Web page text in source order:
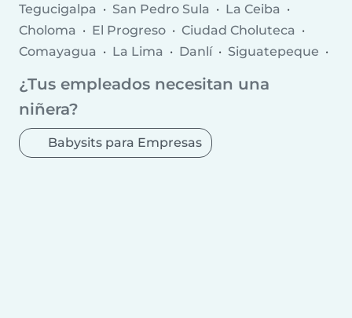
Tegucigalpa San Pedro Sula
La Ceiba
Choloma
El Progreso
Ciudad Choluteca
Comayagua
La Lima Danlí
Siguatepeque
Cofradía
Potrerillos Marcala
¿Tus empleados necesitan una
niñera?
Babysits para Empresas